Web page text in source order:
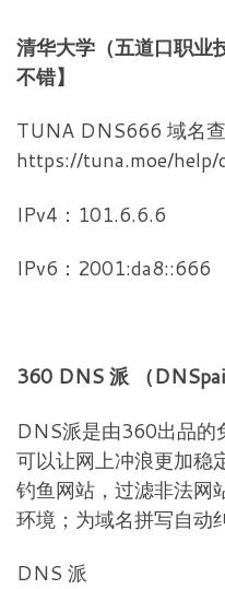
清华大学（五道口职业
不错】
TUNA DNS666 域名查
https://tuna.moe/help/
IPv4：101.6.6.6
IPv6：2001:da8::666
360 DNS 派 （
DNS派是由360出品的
可以让网上冲浪更加稳
钓鱼网站，过滤非法网
环境；为域名拼写自动
DNS 派